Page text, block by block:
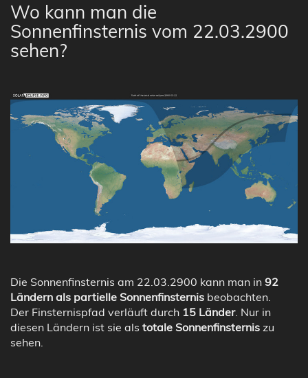
Wo kann man die
Sonnenfinsternis vom 22.03.2900
sehen?
Die Sonnenfinsternis am 22.03.2900 kann man in 92
Ländern als partielle Sonnenfinsternis beobachten.
Der Finsternispfad verläuft durch 15 Länder. Nur in
diesen Ländern ist sie als totale Sonnenfinsternis zu
sehen.